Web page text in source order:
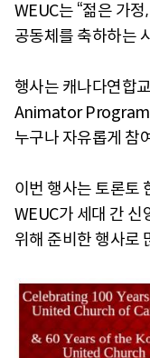
WEUC는 “젊은 가
공동체를 축하하는
행사는 캐나다연합
Animator
누구나 자유롭게 참
이번 행사는 토론토
WEUC가 세대 간 신
위해 준비한 행사로